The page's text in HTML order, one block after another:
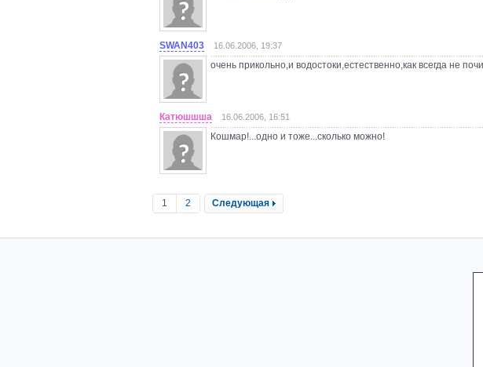
SWAN403 16.06.2006, 19:37
очень прикольно,и водостоки,естественно,как всегда не
Катюшшша 16.06.2006, 16:51
Кошмар!...одно и тоже...сколько можно!
1 2 Следующая